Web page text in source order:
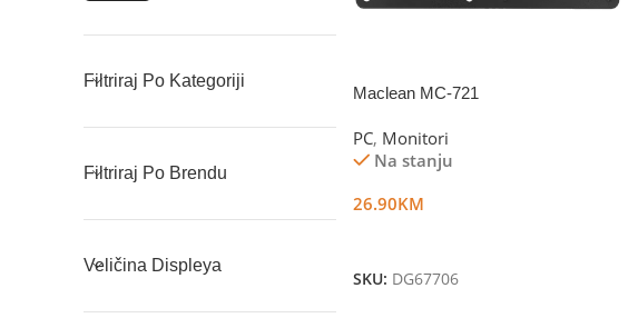
Filtriraj Po Kategoriji
Filtriraj Po Brendu
Veličina Displeya
Maclean MC-721
PC, Monitori
Na stanju
26.90KM
SKU: DG67706